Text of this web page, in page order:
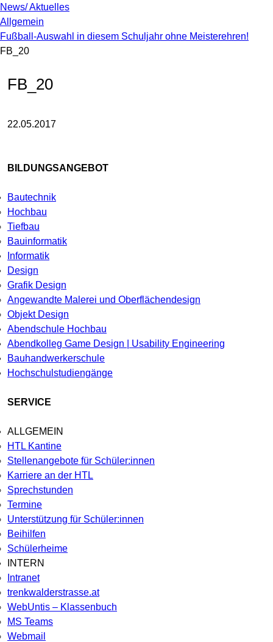
News/ Aktuelles
Allgemein
Fußball-Auswahl in diesem Schuljahr ohne Meisterehren!
FB_20
FB_20
22.05.2017
BILDUNGSANGEBOT
Bautechnik
Hochbau
Tiefbau
Bauinformatik
Informatik
Design
Grafik Design
Angewandte Malerei und Oberflächendesign
Objekt Design
Abendschule Hochbau
Abendkolleg Game Design | Usability Engineering
Bauhandwerkerschule
Hochschulstudiengänge
SERVICE
ALLGEMEIN
HTL Kantine
Stellenangebote für Schüler:innen
Karriere an der HTL
Sprechstunden
Termine
Unterstützung für Schüler:innen
Beihilfen
Schülerheime
INTERN
Intranet
trenkwalderstrasse.at
WebUntis – Klassenbuch
MS Teams
Webmail